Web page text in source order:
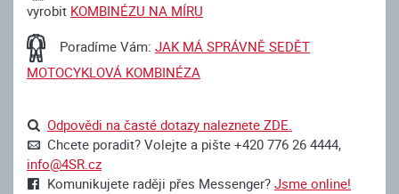
vyrobit KOMBINÉZU NA MÍRU
Poradíme Vám: JAK MÁ SPRÁVNĚ SEDĚT
MOTOCYKLOVÁ KOMBINÉZA
Odpovědi na časté dotazy naleznete ZDE.
Chcete poradit? Volejte a pište +420 776 26 4444,
info@4SR.cz
Komunikujete raději přes Messenger? Jsme online!